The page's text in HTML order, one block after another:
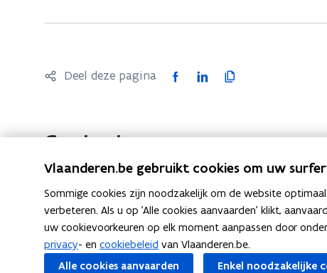
Deel deze pagina
F
e
o
o
k
o
p
e
L
k
d
i
n
o
p
K
i
e
r
l
i
n
k
Contact
Neem contact op met de Vlaamse Belastingdienst
Vlaanderen.be gebruikt cookies om uw
Sommige cookies zijn noodzakelijk om de website
verbeteren. Als u op 'Alle cookies aanvaarden' klikt,
uw cookievoorkeuren op elk moment aanpassen door
privacy- en cookiebeleid van Vlaanderen.be.
Alle cookies aanvaarden Enkel noodzakelijke